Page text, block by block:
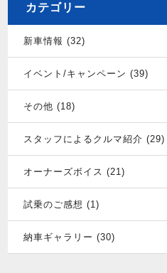
カテゴリー
新車情報 (32)
イベント/キャンペーン (39)
その他 (18)
スタッフによるクルマ紹介 (29)
オーナーズボイス (21)
試乗のご感想 (1)
納車ギャラリー (30)